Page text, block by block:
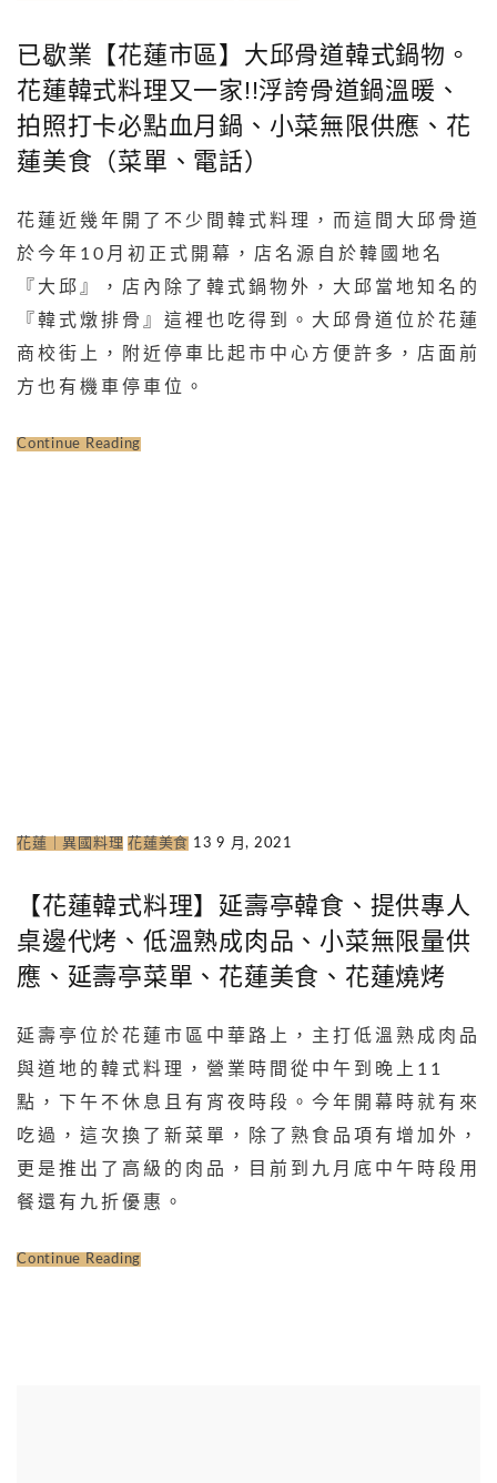
已歇業【花蓮市區】大邱骨道韓式鍋物。
花蓮韓式料理又一家!!浮誇骨道鍋溫暖、
拍照打卡必點血月鍋、小菜無限供應、花
蓮美食（菜單、電話）
花蓮近幾年開了不少間韓式料理，而這間大邱骨道
於今年10月初正式開幕，店名源自於韓國地名
『大邱』，店內除了韓式鍋物外，大邱當地知名的
『韓式燉排骨』這裡也吃得到。大邱骨道位於花蓮
商校街上，附近停車比起市中心方便許多，店面前
方也有機車停車位。
Continue Reading
花蓮｜異國料理 花蓮美食 13 9 月, 2021
【花蓮韓式料理】延壽亭韓食、提供專人
桌邊代烤、低溫熟成肉品、小菜無限量供
應、延壽亭菜單、花蓮美食、花蓮燒烤
延壽亭位於花蓮市區中華路上，主打低溫熟成肉品
與道地的韓式料理，營業時間從中午到晚上11
點，下午不休息且有宵夜時段。今年開幕時就有來
吃過，這次換了新菜單，除了熟食品項有增加外，
更是推出了高級的肉品，目前到九月底中午時段用
餐還有九折優惠。
Continue Reading